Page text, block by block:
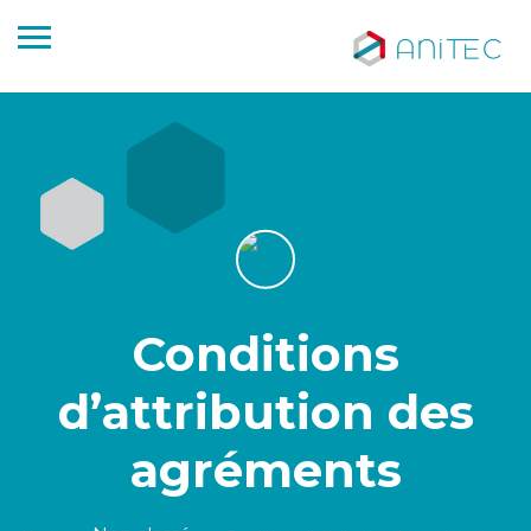
Conditions
d’attribution des
agréments